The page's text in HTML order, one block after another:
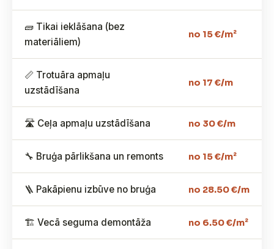
🧱 Tikai ieklāšana (bez
materiāliem)
no 15 €/m²
📏 Trotuāra apmaļu
uzstādīšana
no 17 €/m
🛣️ Ceļa apmaļu uzstādīšana no 30 €/m
🔧 Bruģa pārlikšana un remonts no 15 €/m²
🪜 Pakāpienu izbūve no bruģa no 28.50 €/m
🏗️ Vecā seguma demontāža no 6.50 €/m²